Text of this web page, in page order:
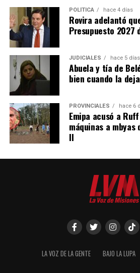
POLÍTICA hace 4 días
Rovira adelantó
Presupuesto 2027
JUDICIALES hace 5 días
Abuela y tía de
bien cuando la
PROVINCIALES hace 6
Emipa acusó a
máquinas a mbyas
II
LA VOZ DE LA GENTE BAJO LA LUPA